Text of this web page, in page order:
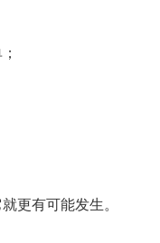
更有可能发生。